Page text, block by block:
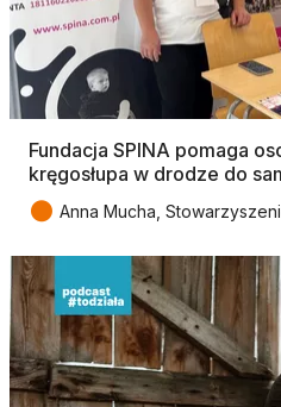
Fundacja SPINA pomaga
kręgosłupa w drodze do
● Anna Mucha,